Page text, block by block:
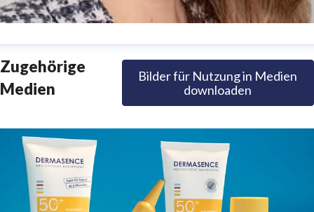
Tersteeg
(in Elternzeit) Presse &
presse@dermasence.de
Zugehörige
Medien
Bilder für Nutzung in Medien
downloaden